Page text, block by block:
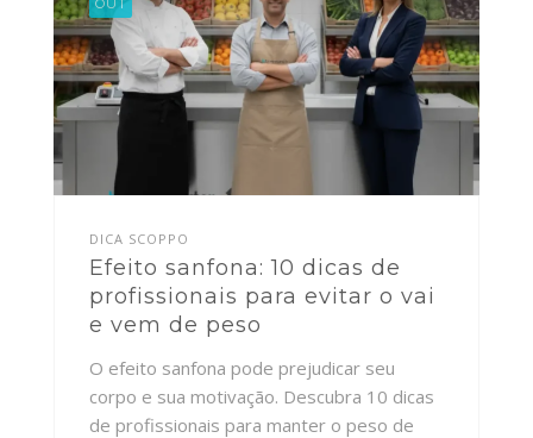
CONTATO
OUT
DICA SCOPPO
Efeito sanfona: 10 dicas de
profissionais para evitar o vai
e vem de peso
O efeito sanfona pode prejudicar seu
corpo e sua motivação. Descubra 10 dicas
de profissionais para manter o peso de